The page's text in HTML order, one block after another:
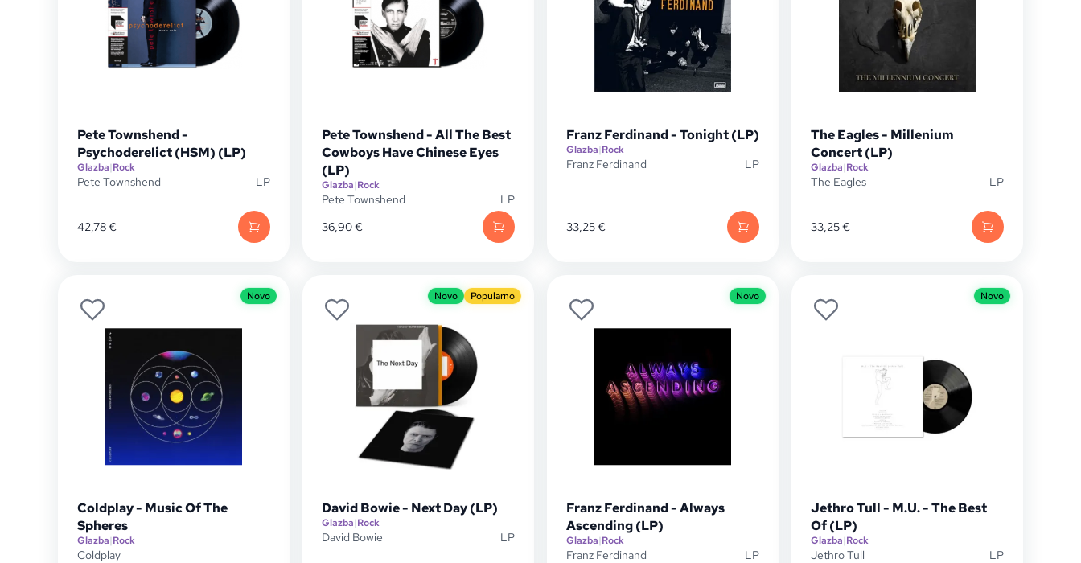
Pete Townshend -
Psychoderelict (HSM) (LP)
Glazba|Rock
Pete Townshend LP
42,78€
Pete Townshend - All The Best
Cowboys Have Chinese Eyes
(LP)
Glazba|Rock
Pete Townshend
LP
36,90€
Franz Ferdinand - Tonight (LP)
Glazba|Rock
Franz Ferdinand LP
33,25€
The Eagles - Millenium
Concert (LP)
Glazba|Rock
The Eagles LP
33,25€
Novo
Coldplay - Music Of The
Spheres
Glazba|Rock
Coldplay
Novo Popularno
David Bowie - Next Day (LP)
Glazba|Rock
David Bowie LP
Novo
Franz Ferdinand - Always
Ascending (LP)
Glazba|Rock
Franz Ferdinand
LP
Novo
Jethro Tull - M.U. - The Best
Of (LP)
Glazba|Rock
Jethro Tull
LP